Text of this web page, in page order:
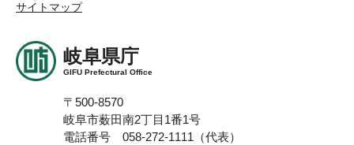
サイトマップ
岐阜県庁
GIFU Prefectural Office
〒500-8570
岐阜市薮田南2丁目1番1号
電話番号 058-272-1111（代表）